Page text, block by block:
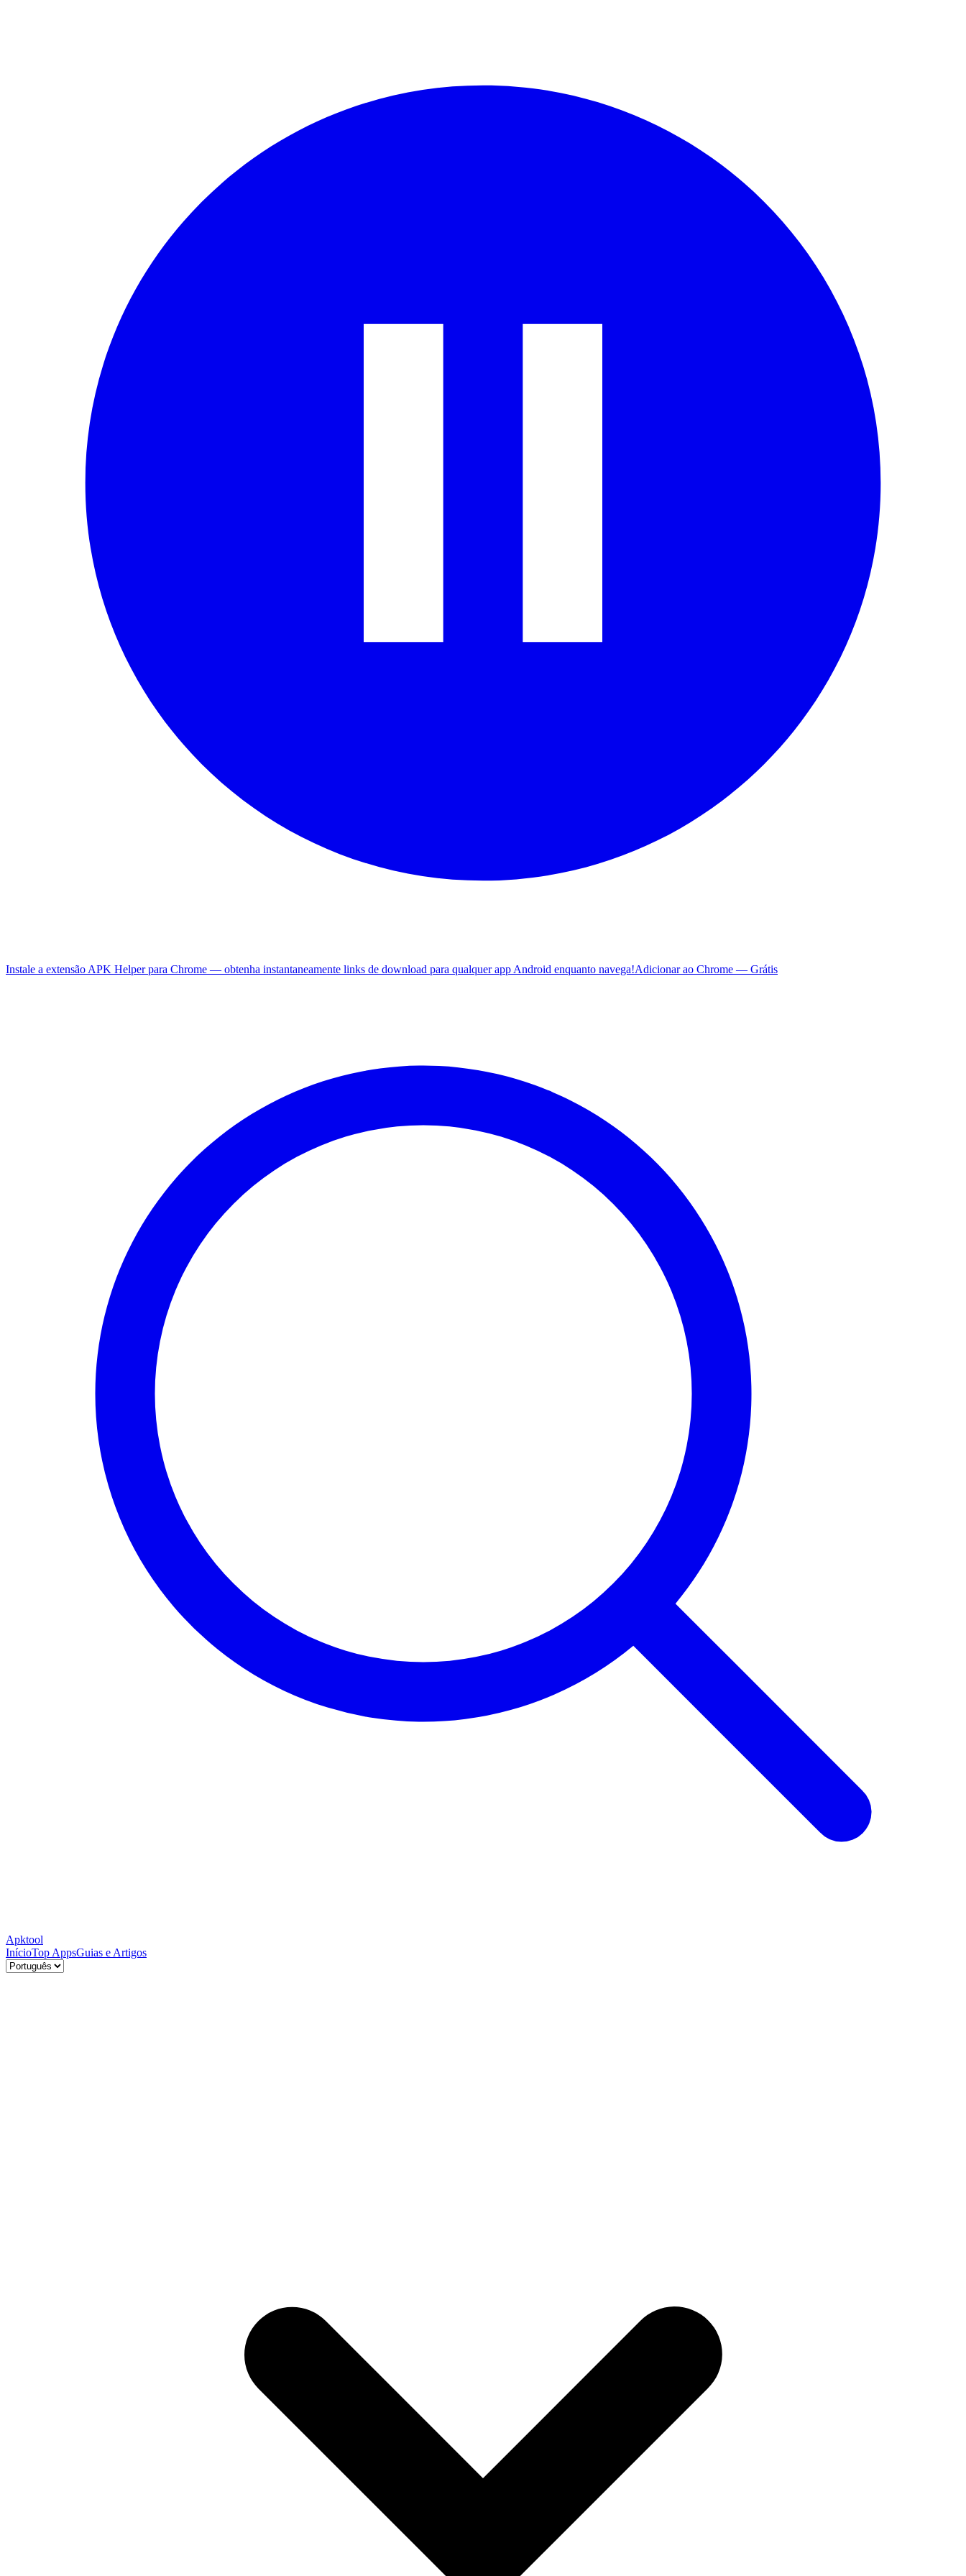
Instale a extensão APK Helper para Chrome — obtenha instantaneamente links de download para qualquer app Android enquanto navega!Adicionar ao Chrome — Grátis
Apktool
InícioTop AppsGuias e Artigos